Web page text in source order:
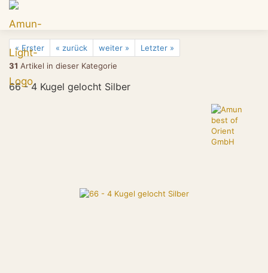
« Erster « zurück weiter »
Letzter »
31 Artikel in dieser Kategorie
66 - 4 Kugel gelocht Silber